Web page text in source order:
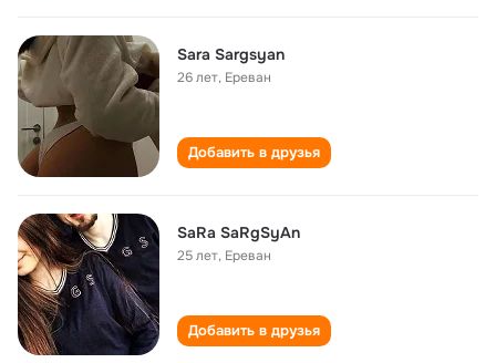
Sara Sargsyan
26 лет, Ереван
Добавить в друзья
SaRa SaRgSyAn
25 лет, Ереван
Добавить в друзья